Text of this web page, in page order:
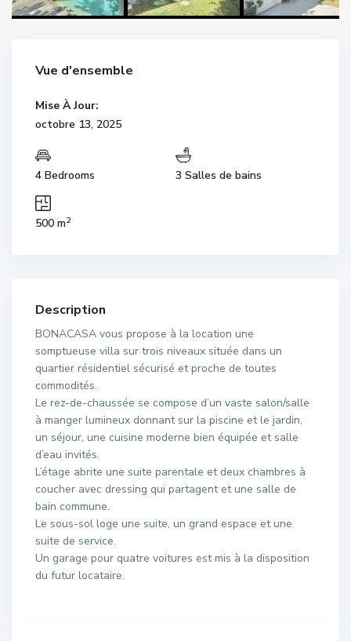
Vue d'ensemble
Mise À Jour:
octobre 13, 2025
4 Bedrooms 3 Salles de bains
500 m2
Description
BONACASA vous propose à la location une
somptueuse villa sur trois niveaux située dans un
quartier résidentiel sécurisé et proche de toutes
commodités.
Le rez-de-chaussée se compose d’un vaste salon/salle
à manger lumineux donnant sur la piscine et le jardin,
un séjour, une cuisine moderne bien équipée et salle
d’eau invités.
L’étage abrite une suite parentale et deux chambres à
coucher avec dressing qui partagent et une salle de
bain commune.
Le sous-sol loge une suite, un grand espace et une
suite de service.
Un garage pour quatre voitures est mis à la disposition
du futur locataire.